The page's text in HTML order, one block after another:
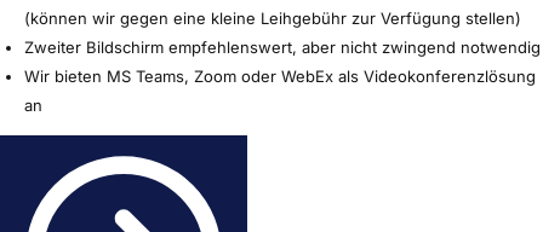
(können wir gegen eine kleine Leihgebühr zur Verfügung stellen)
Zweiter Bildschirm empfehlenswert, aber nicht zwingend notwendig
Wir bieten MS Teams, Zoom oder WebEx als Videokonferenzlösung
an